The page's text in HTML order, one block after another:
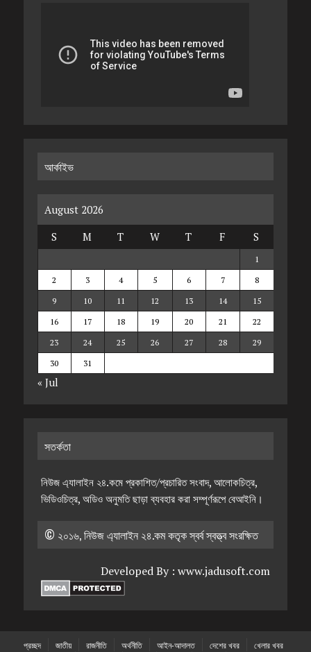
আর্কাইভ
August 2026
S
M T W T F S
1
2
3 4 5 6 7
8
9
10 11 12 13 14
15
16
17 18 19 20 21
22
23
24 25 26 27 28
29
30
31
« Jul
সতর্কতা
নিউজ এ্যালাইন ২৪.কমে প্রকাশিত/প্রচারিত সংবাদ, আলোকচিত্র,
ভিডিওচিত্র, অডিও অনুমতি ছাড়া ব্যবহার করা সম্পূর্ণরূপে বেআইনি।
© ২০১৬, নিউজ এ্যালাইন ২৪.কম কতৃক স্বর্ব স্বত্ত্ব সংরক্ষিত
Developed By :www.jadusoft.com
প্রচ্ছদ জাতীয় রাজনীতি অর্থনীতি আইন-আদালত দেশের খবর খেলার খবর